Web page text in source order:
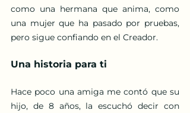
como una hermana que anima, como
una mujer que ha pasado por pruebas,
pero sigue confiando en el Creador.
Una historia para ti
Hace poco una amiga me contó que su
hijo, de 8 años, la escuchó decir con